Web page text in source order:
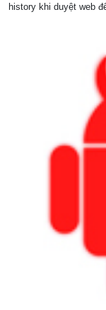
history khi duyệt web